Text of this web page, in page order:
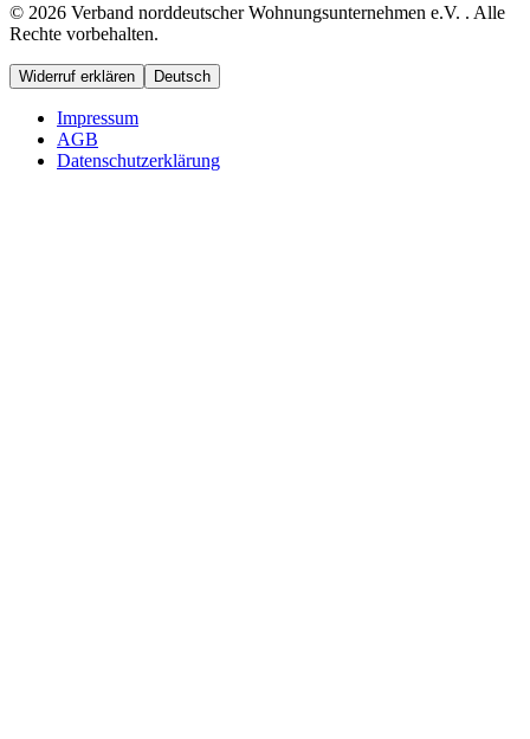
© 2026 Verband norddeutscher Wohnungsunternehmen e.V. . Alle
Rechte vorbehalten.
Widerruf erklären Deutsch
Impressum
AGB
Datenschutzerklärung